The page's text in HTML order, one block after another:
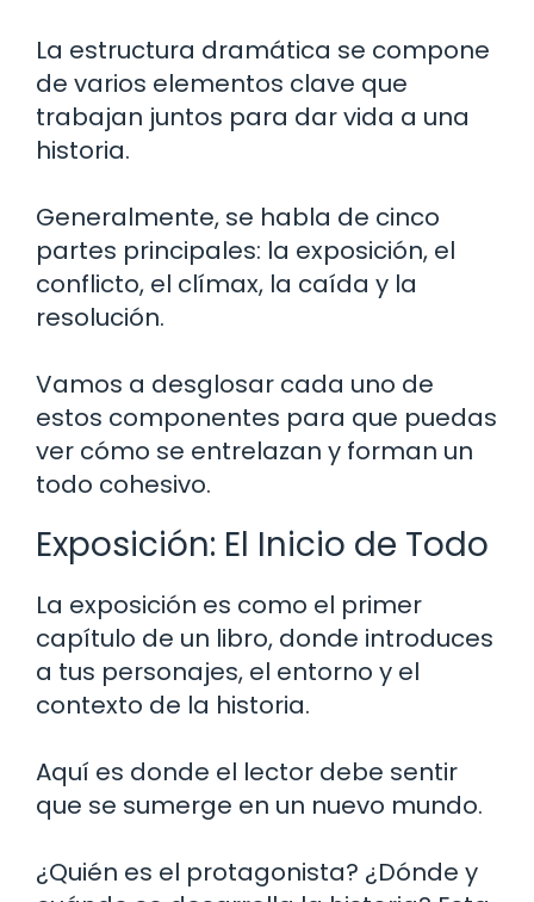
La estructura dramática se compone
de varios elementos clave que
trabajan juntos para dar vida a una
historia.
Generalmente, se habla de cinco
partes principales: la exposición, el
conflicto, el clímax, la caída y la
resolución.
Vamos a desglosar cada uno de
estos componentes para que puedas
ver cómo se entrelazan y forman un
todo cohesivo.
Exposición: El Inicio de Todo
La exposición es como el primer
capítulo de un libro, donde introduces
a tus personajes, el entorno y el
contexto de la historia.
Aquí es donde el lector debe sentir
que se sumerge en un nuevo mundo.
¿Quién es el protagonista? ¿Dónde y